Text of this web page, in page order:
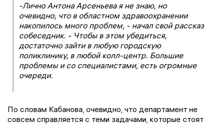
-Лично Антона Арсеньева я не знаю, но
очевидно, что в областном здравоохранении
накопилось много проблем, - начал свой рассказ
собеседник. - Чтобы в этом убедиться,
достаточно зайти в любую городскую
поликлинику, в любой колл-центр. Большие
проблемы и со специалистами, есть огромные
очереди.
По словам Кабанова, очевидно, что департамент не
совсем справляется с теми задачами, которые стоят